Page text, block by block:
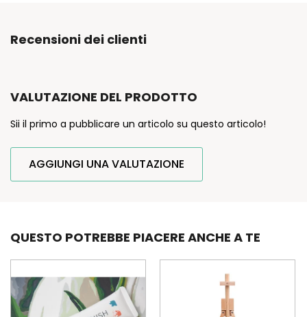
Recensioni dei clienti
VALUTAZIONE DEL PRODOTTO
Sii il primo a pubblicare un articolo su questo articolo!
AGGIUNGI UNA VALUTAZIONE
QUESTO POTREBBE PIACERE ANCHE A TE